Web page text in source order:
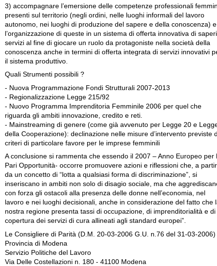
3) accompagnare l’emersione delle competenze professionali
presenti sul territorio (negli ordini, nelle luoghi informali del lavoro
autonomo, nei luoghi di produzione del sapere e della conoscenza) e
l’organizzazione di queste in un sistema di offerta innovativa di
servizi al fine di giocare un ruolo da protagoniste nella società della
conoscenza anche in termini di offerta integrata di servizi innovativi
il sistema produttivo.
Quali Strumenti possibili ?
- Nuova Programmazione Fondi Strutturali 2007-2013
- Regionalizzazione Legge 215/92
- Nuovo Programma Imprenditoria Femminile 2006 per quel che
riguarda gli ambiti innovazione, credito e reti.
- Mainstreaming di genere (come già avvenuto per Legge 20 e
della Cooperazione): declinazione nelle misure d’intervento previste
criteri di particolare favore per le imprese femminili
A conclusione si rammenta che essendo il 2007 – Anno Europeo per
Pari Opportunità- occorre promuovere azioni e riflessioni che, a
da un concetto di “lotta a qualsiasi forma di discriminazione”, si
inseriscano in ambiti non solo di disagio sociale, ma che
con forza gli ostacoli alla presenza delle donne nell’economia, nel
lavoro e nei luoghi decisionali, anche in considerazione del fatto che
nostra regione presenta tassi di occupazione, di imprenditorialità e di
copertura dei servizi di cura allineati agli standard europei”.
Le Consigliere di Parità (D.M. 20-03-2006 G.U. n.76 del 31-03-2006)
Provincia di Modena
Servizio Politiche del Lavoro
Via Delle Costellazioni n. 180 - 41100 Modena